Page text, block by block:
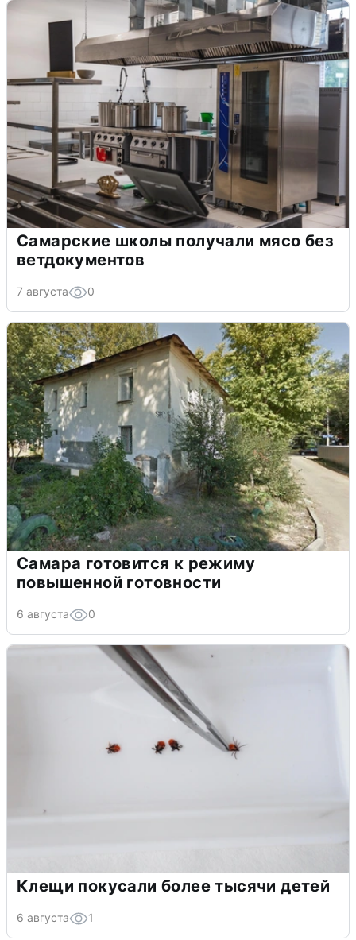
Самарские школы получали мясо без
ветдокументов
7 августа 0
Самара готовится к режиму
повышенной готовности
6 августа 0
Клещи покусали более тысячи детей
6 августа 1